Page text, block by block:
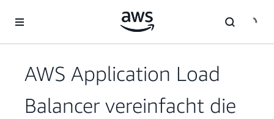
Überspringen zum Hauptinhalt
AWS Application Load
Balancer vereinfacht die